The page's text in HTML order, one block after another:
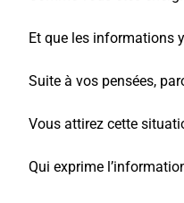
Et que les informations
Suite à vos pensées,
Vous attirez cette
Qui exprime